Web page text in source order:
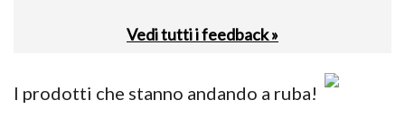
Vedi tutti i feedback »
I prodotti che stanno andando a ruba!